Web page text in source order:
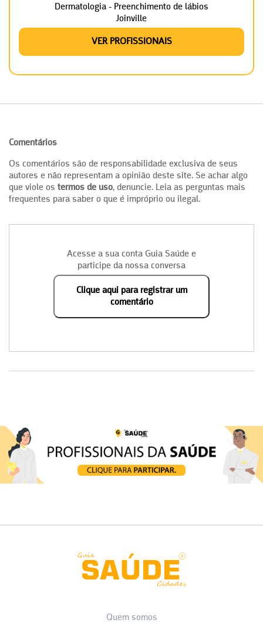
Dermatologia - Preenchimento de lábios
Joinville
VER PROFISSIONAIS
Comentários
Os comentários são de responsabilidade exclusiva de seus
autores e não representam a opinião deste site. Se achar algo
que viole os termos de uso, denuncie. Leia as perguntas mais
frequentes para saber o que é impróprio ou ilegal.
Acesse a sua conta Guia Saúde e
participe da nossa conversa
Clique aqui para registrar um
comentário
Quem somos